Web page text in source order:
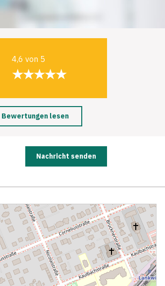
4,6 von 5
★★★★★
Bewertungen lesen
Nachricht senden